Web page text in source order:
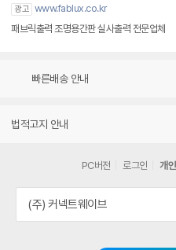
광고 www.fablux.co.kr
패브릭출력 조명용간판 실사출력 전문업체
빠른배송 안내
법적고지 안내
PC버전 로그인 개
(주) 커넥트웨이브